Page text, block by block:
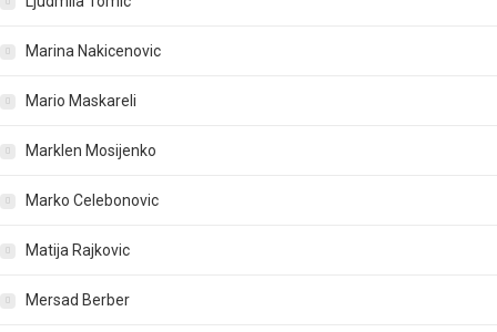
Marina Nakicenovic
Mario Maskareli
Marklen Mosijenko
Marko Celebonovic
Matija Rajkovic
Mersad Berber